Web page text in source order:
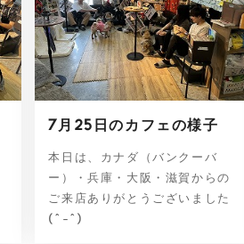
7月25日のカフェの様子
本日は、カナダ（バンクーバ
ー）・兵庫・大阪・滋賀からの
ご来店ありがとうございました
(^-^)